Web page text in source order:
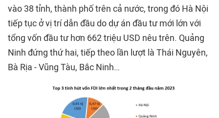
vào 38 tỉnh, thành phố trên cả nước, trong đó Hà Nội
tiếp tục ở vị trí dẫn đầu do dự án đầu tư mới lớn với
tổng vốn đầu tư hơn 662 triệu USD nêu trên. Quảng
Ninh đứng thứ hai, tiếp theo lần lượt là Thái Nguyên,
Bà Rịa - Vũng Tàu, Bắc Ninh…